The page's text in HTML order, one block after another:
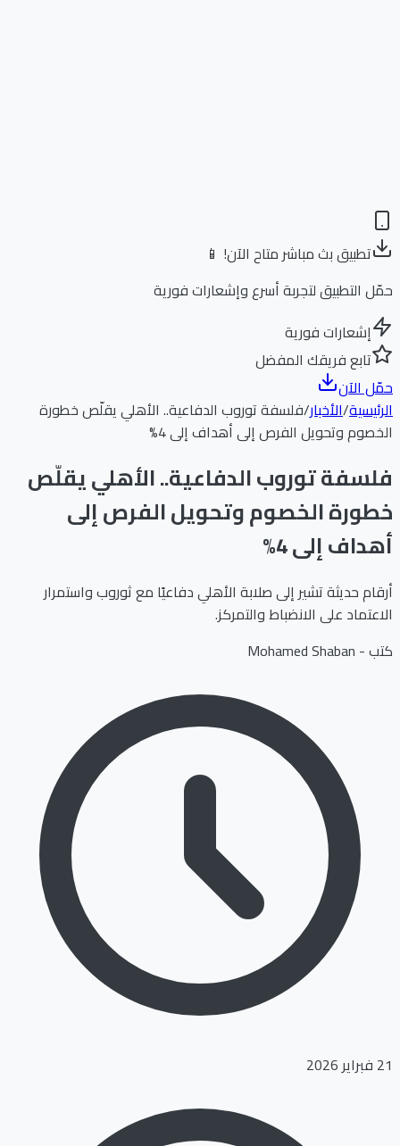
تطبيق بث مباشر متاح الآن! 📱
حمّل التطبيق لتجربة أسرع وإشعارات فورية
إشعارات فورية
تابع فريقك المفضل
حمّل الآن
الرئيسية/الأخبار/فلسفة توروب الدفاعية.. الأهلي يقلّص خطورة
الخصوم وتحويل الفرص إلى أهداف إلى 4%
فلسفة توروب الدفاعية.. الأهلي يقلّص
خطورة الخصوم وتحويل الفرص إلى
أهداف إلى 4%
أرقام حديثة تشير إلى صلابة الأهلي دفاعيًا مع ثوروب واستمرار
الاعتماد على الانضباط والتمركز.
كتب - Mohamed Shaban
21 فبراير 2026